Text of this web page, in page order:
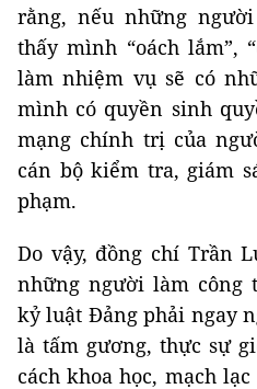
rằng, nếu những
thấy mình “oách lắm”,
làm nhiệm vụ sẽ có
mình có quyền sinh
mạng chính trị của
cán bộ kiểm tra, giám
phạm.
Do vậy, đồng chí Trần
những người làm công
kỷ luật Đảng phải ngay
là tấm gương, thực sự
cách khoa học, mạch